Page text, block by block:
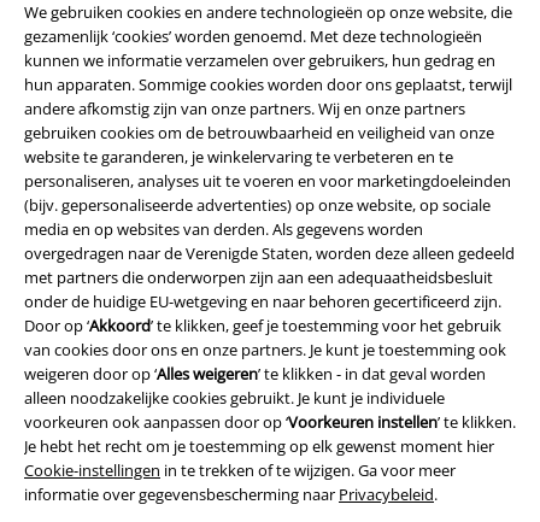
We gebruiken cookies en andere technologieën op onze website, die
gezamenlijk ‘cookies’ worden genoemd. Met deze technologieën
kunnen we informatie verzamelen over gebruikers, hun gedrag en
hun apparaten. Sommige cookies worden door ons geplaatst, terwijl
andere afkomstig zijn van onze partners. Wij en onze partners
gebruiken cookies om de betrouwbaarheid en veiligheid van onze
website te garanderen, je winkelervaring te verbeteren en te
personaliseren, analyses uit te voeren en voor marketingdoeleinden
(bijv. gepersonaliseerde advertenties) op onze website, op sociale
media en op websites van derden. Als gegevens worden
overgedragen naar de Verenigde Staten, worden deze alleen gedeeld
met partners die onderworpen zijn aan een adequaatheidsbesluit
onder de huidige EU-wetgeving en naar behoren gecertificeerd zijn.
Door op ‘Akkoord’ te klikken, geef je toestemming voor het gebruik
van cookies door ons en onze partners. Je kunt je toestemming ook
weigeren door op ‘Alles weigeren’ te klikken - in dat geval worden
alleen noodzakelijke cookies gebruikt. Je kunt je individuele
voorkeuren ook aanpassen door op ‘Voorkeuren instellen’ te klikken.
Je hebt het recht om je toestemming op elk gewenst moment hier
Cookie-instellingen in te trekken of te wijzigen. Ga voor meer
informatie over gegevensbescherming naar Privacybeleid.
Legal
Algemene Voorwaarden
Bedrijfsgegevens
Privacyverklaring
Verklaring van conformiteit
Informatie over toegankelijkheid